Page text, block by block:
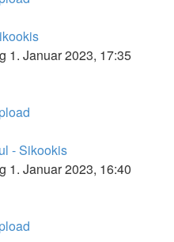
1. Januar 2023, 17:35
- Sikookis
1. Januar 2023, 16:40